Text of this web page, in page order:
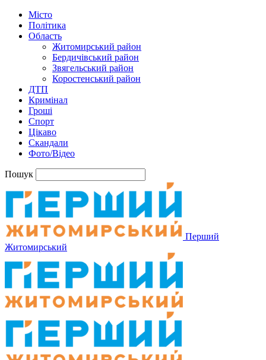
Місто
Політика
Область
Житомирський район
Бердичівський район
Звягельський район
Коростенський район
ДТП
Кримінал
Гроші
Спорт
Цікаво
Скандали
Фото/Відео
Пошук
Перший
Житомирський